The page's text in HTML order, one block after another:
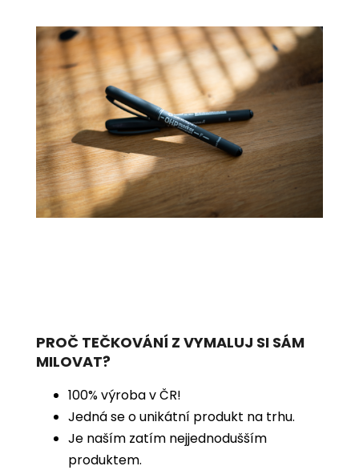
PROČ TEČKOVÁNÍ Z VYMALUJ SI SÁM
MILOVAT?
100% výroba v ČR!
Jedná se o unikátní produkt na trhu.
Je naším zatím nejjednodušším
produktem.